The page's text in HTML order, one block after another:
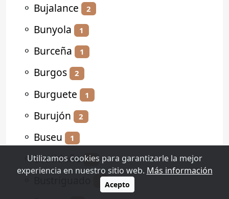
⚬ Bujalance 2
⚬ Bunyola 1
⚬ Burceña 1
⚬ Burgos 2
⚬ Burguete 1
⚬ Burujón 2
⚬ Buseu 1
⚬Bustidoño 1
⚬ 1
Utilizamos cookies para garantizarle la mejor
experiencia en nuestro sitio web. Más información
Acepto